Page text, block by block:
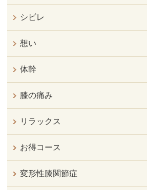
シビレ
想い
体幹
膝の痛み
リラックス
お得コース
変形性膝関節症